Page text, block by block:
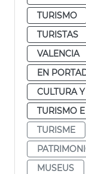
TURISMO
TURISTAS
VALENCIA
EN
CULTURA
TURISMO
TURISME
MUSEUS